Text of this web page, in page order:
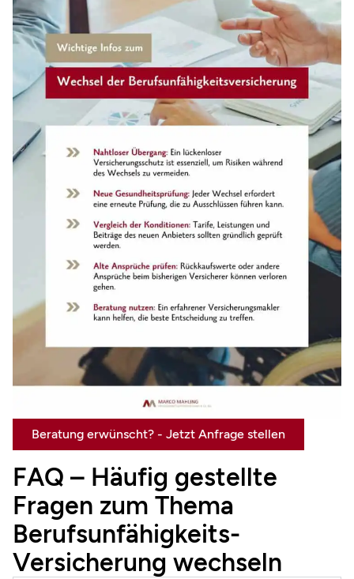
Beratung erwünscht? - Jetzt Anfrage stellen
FAQ – Häufig gestellte
Fragen zum Thema
Berufsunfähigkeits-
Versicherung wechseln